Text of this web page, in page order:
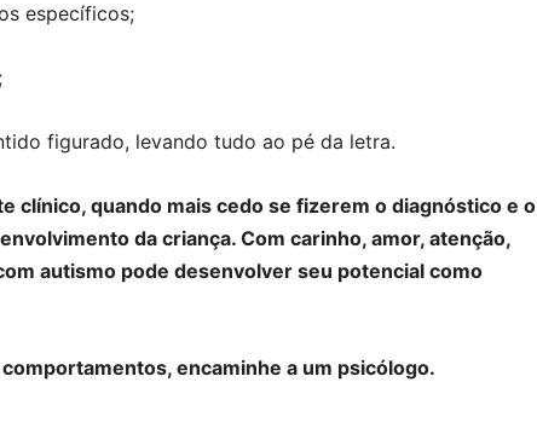
específicos;
figurado, levando tudo ao pé da letra.
clínico, quando mais cedo se fizerem o diagnóstico e o
da criança. Com carinho, amor, atenção,
autismo pode desenvolver seu potencial como
encaminhe a um psicólogo.